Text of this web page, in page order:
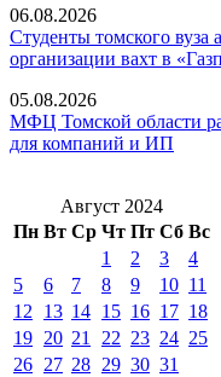
06.08.2026
Студенты томского вуза
организации вахт в
05.08.2026
МФЦ Томской области
для компаний и ИП
Август 2024
Пн Вт Ср Чт Пт Сб Вс
1 2 3
4
5
6 7 8 9 10 11
12 13 14 15 16 17 18
19 20 21 22 23 24 25
26 27 28 29 30 31